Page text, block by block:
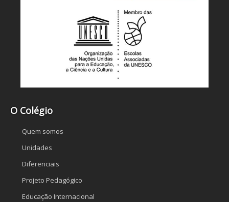
O Colégio
Quem somos
Unidades
Diferenciais
Projeto Pedagógico
Educação Internacional